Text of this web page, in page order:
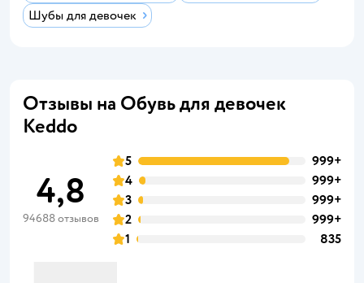
Шубы для девочек
Отзывы на Обувь для девочек
Keddo
4,8
94688 отзывов
5
999+
4
999+
3
999+
2
999+
1
835